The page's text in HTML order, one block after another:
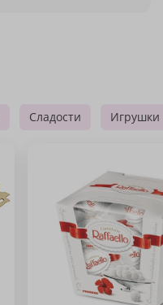
Сладости Игрушки